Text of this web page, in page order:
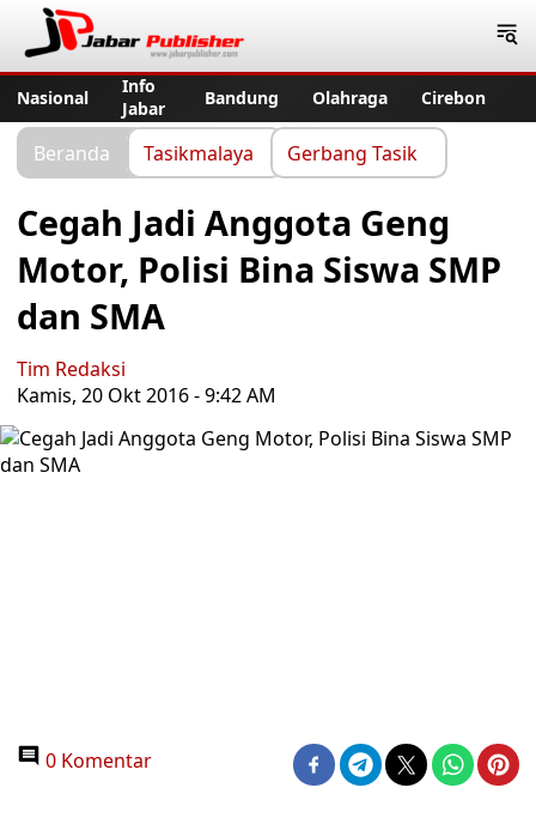
Nasional
Info
Jabar
Bandung Olahraga Cirebon
Beranda Tasikmalaya Gerbang Tasik
Cegah Jadi Anggota Geng
Motor, Polisi Bina Siswa SMP
dan SMA
Tim Redaksi
Kamis, 20 Okt 2016 - 9:42 AM
0 Komentar